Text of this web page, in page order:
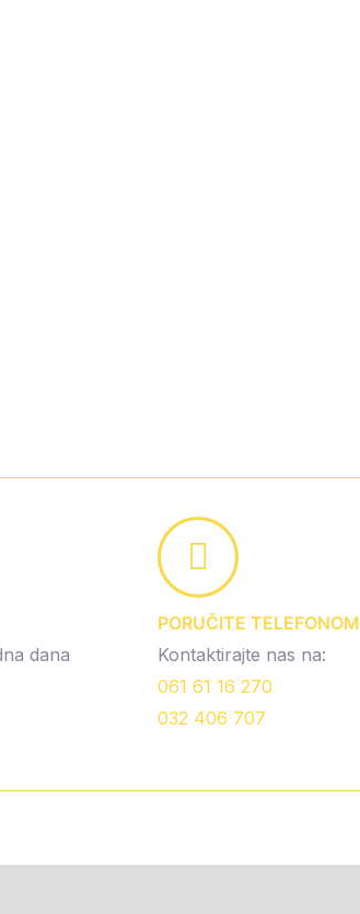
dana
PORUČITE TELEFONOM
Kontaktirajte nas na:
061 61 16 270
032 406 707